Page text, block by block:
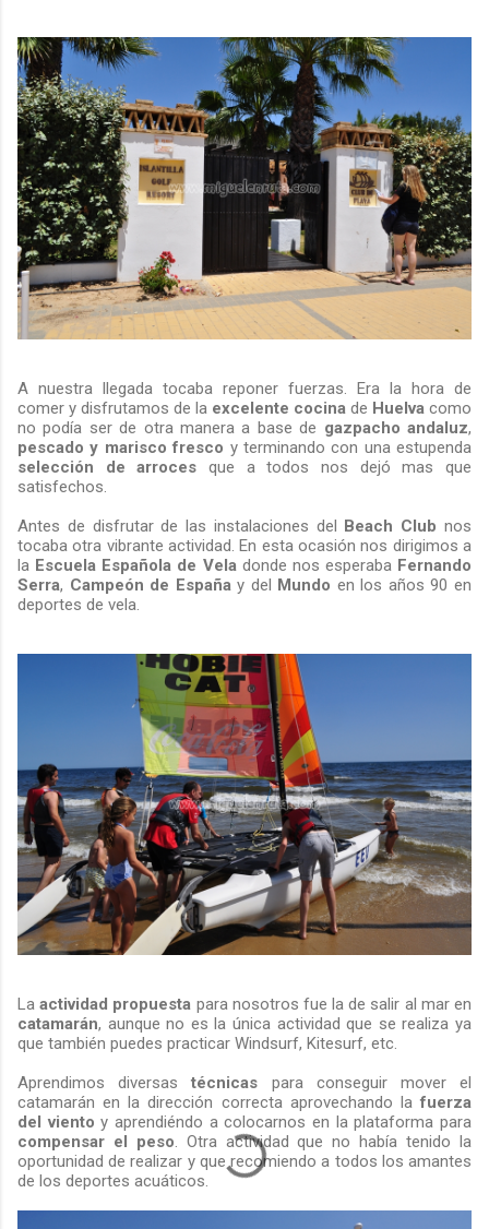
A nuestra llegada tocaba reponer fuerzas. Era la hora de
comer y disfrutamos de la excelente cocina de Huelva como
no podía ser de otra manera a base de gazpacho andaluz,
pescado y marisco fresco y terminando con una estupenda
selección de arroces que a todos nos dejó mas que
satisfechos.
Antes de disfrutar de las instalaciones del Beach Club nos
tocaba otra vibrante actividad. En esta ocasión nos dirigimos a
la Escuela Española de Veladonde nos esperaba Fernando
Serra, Campeón de Españay del Mundo en los años 90 en
deportes de vela.
Laactividad propuesta para nosotros fue la de salir al mar en
catamarán, aunque no es la única actividad que se realiza ya
que también puedes practicar Windsurf, Kitesurf, etc.
Aprendimos diversastécnicas para conseguir mover el
catamarán en la dirección correcta aprovechando lafuerza
del viento y aprendiéndo a colocarnos en la plataforma para
compensar el peso. Otra actividad que no había tenido la
oportunidad de realizar y que recomiendo a todos los amantes
de los deportes acuáticos.